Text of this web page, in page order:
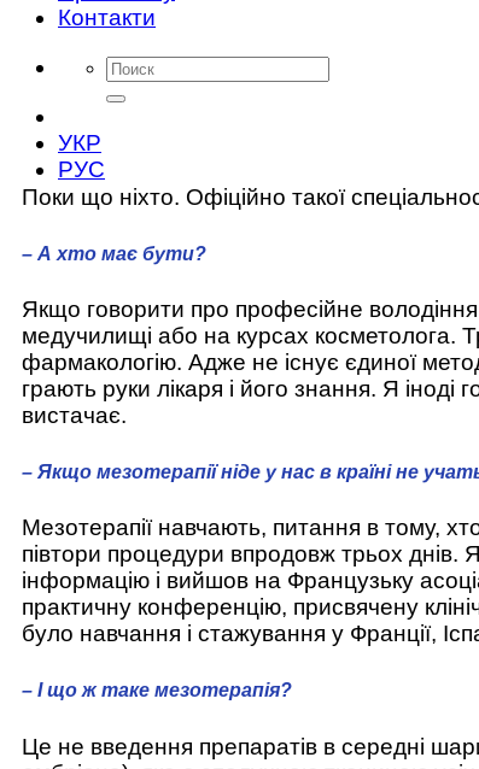
Контакти
УКР
РУС
Поки що ніхто. Офіційно такої
– А хто має бути?
Якщо говорити про професійне
медучилищі або на курсах косметолога.
фармакологію. Адже не існує єдиної
грають руки лікаря і його знання. Я іноді
вистачає.
– Якщо мезотерапії ніде у нас в країні не
Мезотерапії навчають, питання в тому,
півтори процедури впродовж трьох днів.
інформацію і вийшов на Французьку
практичну конференцію, присвячену
було навчання і стажування у Франції,
– І що ж таке мезотерапія?
Це не введення препаратів в середні